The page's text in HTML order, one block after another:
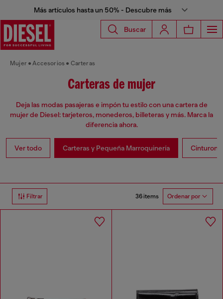
Más artículos hasta un 50% - Descubre más
Buscar
Mujer Accesorios Carteras
Carteras de mujer
Deja las modas pasajeras e impón tu estilo con una cartera de
mujer de Diesel: tarjeteros, monederos, billeteras y más. Marca la
diferencia ahora.
Ver todo Carteras y Pequeña Marroquinería
Filtrar 36 items Ordenar por